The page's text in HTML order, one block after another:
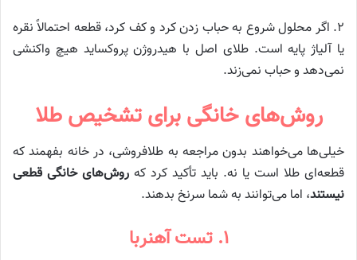
۲. اگر محلول شروع به حباب زدن کرد و کف کرد، قطعه احتمالاً نقره
یا آلیاژ پایه است. طلای اصل با هیدروژن پروکساید هیچ واکنشی
نمی‌دهد و حباب نمی‌زند.
روش‌های خانگی برای تشخیص طلا
خیلی‌ها می‌خواهند بدون مراجعه به طلافروشی، در خانه بفهمند که
قطعه‌ای طلا است یا نه. باید تأکید کرد که روش‌های خانگی قطعی
نیستند، اما می‌توانند به شما سرنخ بدهند.
۱. تست آهنربا